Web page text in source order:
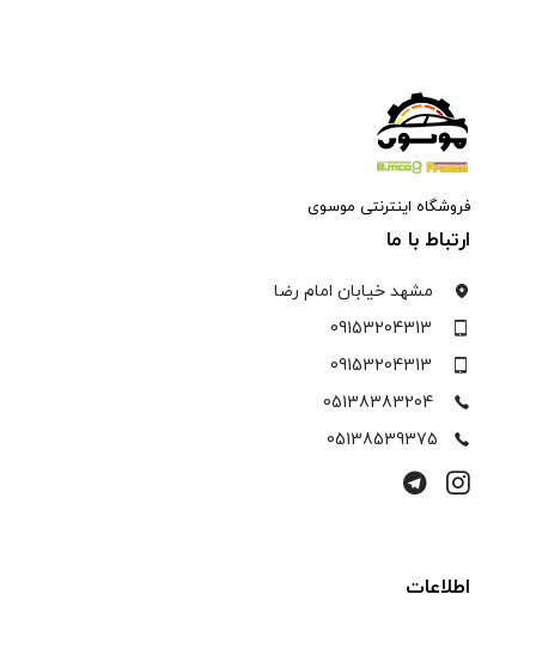
فروشگاه اینترنتی موسوی
ارتباط با ما
مشهد خیابان امام رضا
09153204313
09153204313
05138383204
05138539375
اطلاعات